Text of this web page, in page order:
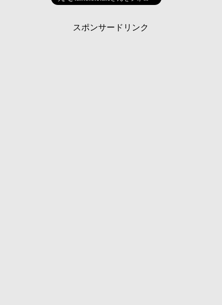
スポンサードリンク